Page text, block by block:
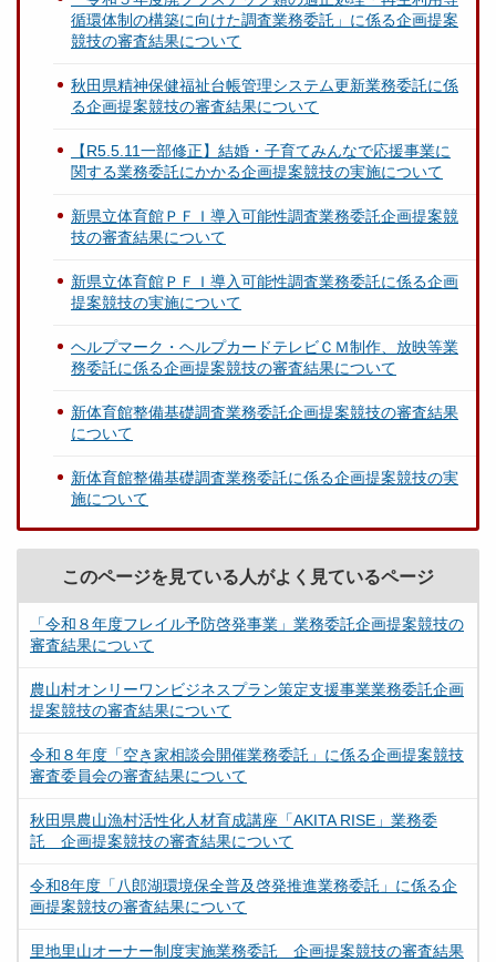
循環体制の構築に向けた調査業務委託」に係る企画提案
競技の審査結果について
秋田県精神保健福祉台帳管理システム更新業務委託に係
る企画提案競技の審査結果について
【R5.5.11一部修正】結婚・子育てみんなで応援事業に
関する業務委託にかかる企画提案競技の実施について
新県立体育館ＰＦＩ導入可能性調査業務委託企画提案競
技の審査結果について
新県立体育館ＰＦＩ導入可能性調査業務委託に係る企画
提案競技の実施について
ヘルプマーク・ヘルプカードテレビＣＭ制作、放映等業
務委託に係る企画提案競技の審査結果について
新体育館整備基礎調査業務委託企画提案競技の審査結果
について
新体育館整備基礎調査業務委託に係る企画提案競技の実
施について
このページを見ている人がよく見ているページ
「令和８年度フレイル予防啓発事業」業務委託企画提案競技の
審査結果について
農山村オンリーワンビジネスプラン策定支援事業業務委託企画
提案競技の審査結果について
令和８年度「空き家相談会開催業務委託」に係る企画提案競技
審査委員会の審査結果について
秋田県農山漁村活性化人材育成講座「AKITA RISE」業務委
託 企画提案競技の審査結果について
令和8年度「八郎湖環境保全普及啓発推進業務委託」に係る企
画提案競技の審査結果について
里地里山オーナー制度実施業務委託 企画提案競技の審査結果